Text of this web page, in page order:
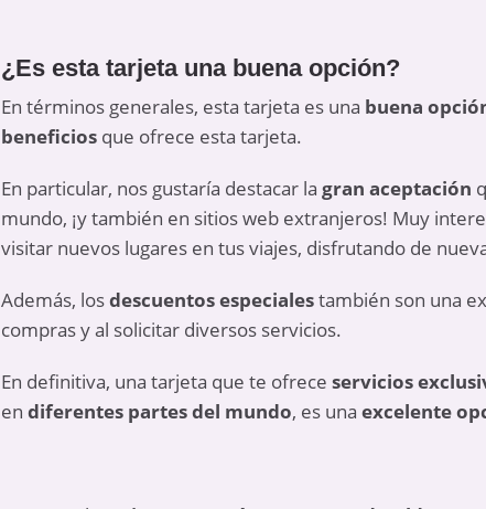
¿Es esta tarjeta una buena opción?
En términos generales, esta tarjeta es una buena
beneficios que ofrece esta tarjeta.
En particular, nos gustaría destacar la gran aceptación
mundo, ¡y también en sitios web extranjeros! Muy
visitar nuevos lugares en tus viajes, disfrutando de
Además, losdescuentos especialestambién son una
compras y al solicitar diversos servicios.
En definitiva, una tarjeta que te ofrece servicios
en diferentes partes del mundo, es una excelente